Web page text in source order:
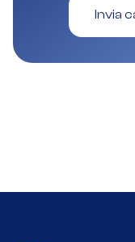
Invia